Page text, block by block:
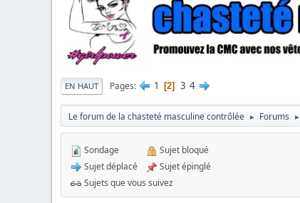
EN HAUT Pages 1 2 3 4
Le forum de la chasteté masculine contrôlée ► Forums ►
Sondage
Sujet déplacé
Sujet bloqué
Sujet épinglé
Sujets que vous suivez